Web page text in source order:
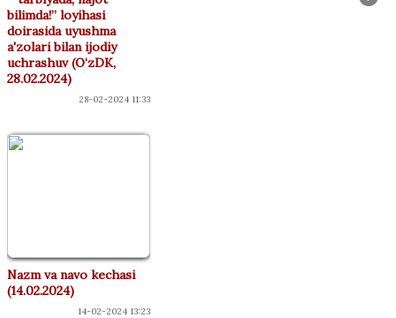
bilimda!” loyihasi
doirasida uyushma
a'zolari bilan ijodiy
uchrashuv (O‘zDK,
28.02.2024)
28-02-2024 11:33
Nazm va navo kechasi
(14.02.2024)
14-02-2024 13:23